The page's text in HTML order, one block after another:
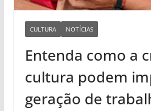
CULTURA NOTÍCIAS
Entenda como a
cultura podem
geração de